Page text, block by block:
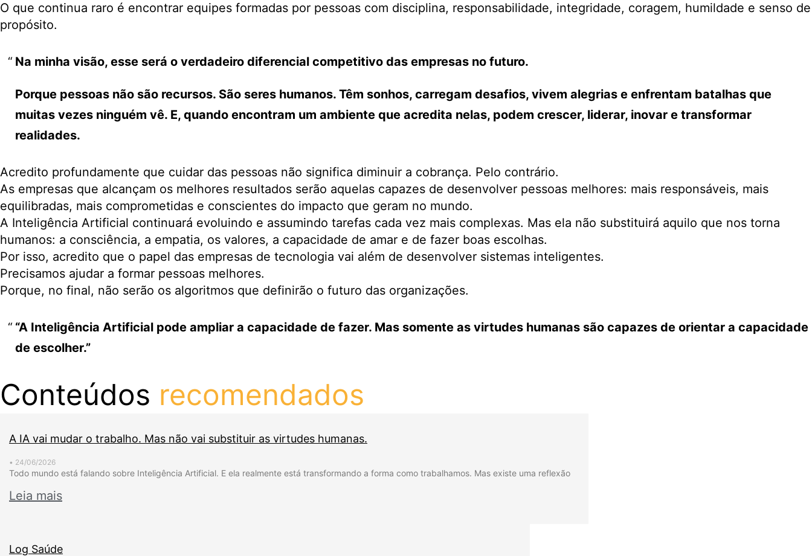
O que continua raro é encontrar equipes formadas por pessoas com disciplina, responsabilidade, integridade, coragem, humildade e senso de
propósito.
Na minha visão, esse será o verdadeiro diferencial competitivo das empresas no futuro.
Porque pessoas não são recursos. São seres humanos. Têm sonhos, carregam desafios, vivem alegrias e enfrentam batalhas que
muitas vezes ninguém vê. E, quando encontram um ambiente que acredita nelas, podem crescer, liderar, inovar e transformar
realidades.
Acredito profundamente que cuidar das pessoas não significa diminuir a cobrança. Pelo contrário.
As empresas que alcançam os melhores resultados serão aquelas capazes de desenvolver pessoas melhores: mais responsáveis, mais
equilibradas, mais comprometidas e conscientes do impacto que geram no mundo.
A Inteligência Artificial continuará evoluindo e assumindo tarefas cada vez mais complexas. Mas ela não substituirá aquilo que nos torna
humanos: a consciência, a empatia, os valores, a capacidade de amar e de fazer boas escolhas.
Por isso, acredito que o papel das empresas de tecnologia vai além de desenvolver sistemas inteligentes.
Precisamos ajudar a formar pessoas melhores.
Porque, no final, não serão os algoritmos que definirão o futuro das organizações.
“A Inteligência Artificial pode ampliar a capacidade de fazer. Mas somente as virtudes humanas são capazes de orientar a capacidade
de escolher.”
Conteúdos recomendados
A IA vai mudar o trabalho. Mas não vai substituir as virtudes humanas.
• 24/06/2026
Todo mundo está falando sobre Inteligência Artificial. E ela realmente está transformando a forma como trabalhamos. Mas existe uma reflexão
Leia mais
Log Saúde